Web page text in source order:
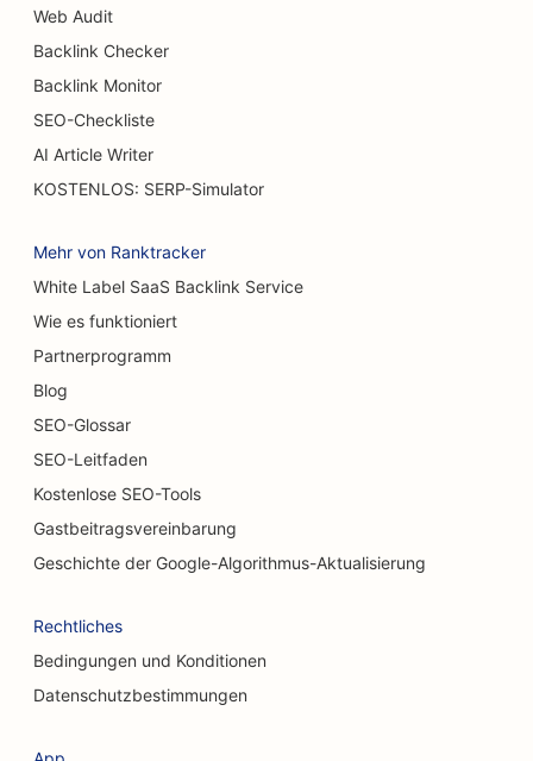
SEO für Konditoreien
SEO für Autohäuser
SEO für Verbrennungschirurgen
SEO für Geschäfte für Teppiche und Bodenbeläge
SEO für Restaurants, die zwanglos speisen
SEO für chemische Peeling-Dienstleistungen
SEO für Katzencafés
SEO für Reinigungsdienste
SEO für Beratungsunternehmen
SEO für kosmetische Chirurgen
Web Audit
Backlink Checker
Backlink Monitor
SEO-Checkliste
AI Article Writer
KOSTENLOS: SERP-Simulator
Mehr von Ranktracker
White Label SaaS Backlink Service
Wie es funktioniert
Partnerprogramm
Blog
SEO-Glossar
SEO-Leitfaden
Kostenlose SEO-Tools
Gastbeitragsvereinbarung
Geschichte der Google-Algorithmus-Aktualisierung
Rechtliches
Bedingungen und Konditionen
Datenschutzbestimmungen